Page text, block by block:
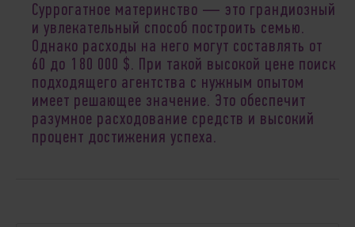
Суррогатное материнство — это грандиозный
и увлекательный способ построить семью.
Однако расходы на него могут составлять от
60 до 180 000 $. При такой высокой цене поиск
подходящего агентства с нужным опытом
имеет решающее значение. Это обеспечит
разумное расходование средств и высокий
процент достижения успеха.